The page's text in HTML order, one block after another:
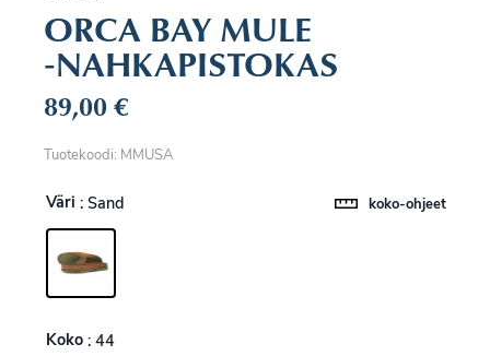
ORCA BAY MULE
‑NAHKAPISTOKAS
89,00€
Tuotekoodi: MMUSA
Väri : Sand
Koko : 44
koko-ohjeet